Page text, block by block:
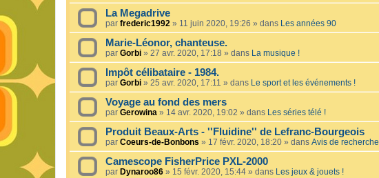
La Megadrive
par frederic1992 » 11 juin 2020, 19:26 » dans Les années 90
Marie-Léonor, chanteuse.
par Gorbi » 27 avr. 2020, 17:18 » dans La musique !
Impôt célibataire - 1984.
par Gorbi » 25 avr. 2020, 17:11 » dans Le sport et les événements !
Voyage au fond des mers
par Gerowina » 14 avr. 2020, 19:02 » dans Les séries télé !
Produit Beaux-Arts - ''Fluidine'' de Lefranc-Bourgeois
par Coeurs-de-Bonbons » 17 févr. 2020, 18:20 » dans Avis de recherche
Camescope FisherPrice PXL-2000
par Dynaroo86 » 15 févr. 2020, 15:44 » dans Les jeux & jouets !